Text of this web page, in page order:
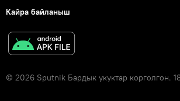
Кайра байланыш
© 2026 Sputnik Бардык укуктар корголгон.